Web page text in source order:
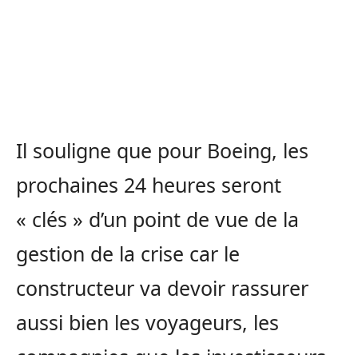
Il souligne que pour Boeing, les
prochaines 24 heures seront
« clés » d’un point de vue de la
gestion de la crise car le
constructeur va devoir rassurer
aussi bien les voyageurs, les